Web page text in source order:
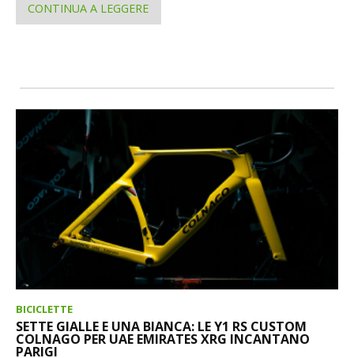
CONTINUA A LEGGERE
BICICLETTE
SETTE GIALLE E UNA BIANCA: LE Y1 RS CUSTOM
COLNAGO PER UAE EMIRATES XRG INCANTANO
PARIGI